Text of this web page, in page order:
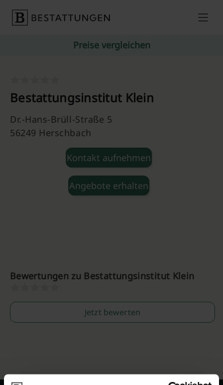
Preise vergleichen
Bestattungsinstitut Klein
Dr.-Hans-Brüll-Straße 5
56249 Herschbach
Kontakt aufnehmen
Angebote erhalten
Bewertungen zu Bestattungsinstitut Klein
Jetzt bewerten